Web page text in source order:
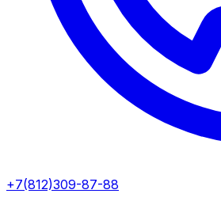
+7(812)309-87-88